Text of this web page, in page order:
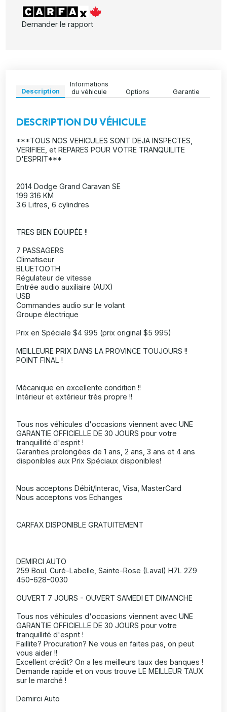
Demander le rapport
Description
Informations
du véhicule
Options Garantie
DESCRIPTION DU VÉHICULE
***TOUS NOS VEHICULES SONT DEJA INSPECTES,
VERIFIEE, et REPARES POUR VOTRE TRANQUILITE
D'ESPRIT***
2014 Dodge Grand Caravan SE
199 316 KM
3.6 Litres, 6 cylindres
TRES BIEN ÉQUIPÉE !!
7 PASSAGERS
Climatiseur
BLUETOOTH
Régulateur de vitesse
Entrée audio auxiliaire (AUX)
USB
Commandes audio sur le volant
Groupe électrique
Prix en Spéciale $4 995 (prix original $5 995)
MEILLEURE PRIX DANS LA PROVINCE TOUJOURS !!
POINT FINAL !
Mécanique en excellente condition !!
Intérieur et extérieur très propre !!
Tous nos véhicules d'occasions viennent avec UNE
GARANTIE OFFICIELLE DE 30 JOURS pour votre
tranquillité d'esprit !
Garanties prolongées de 1 ans, 2 ans, 3 ans et 4 ans
disponibles aux Prix Spéciaux disponibles!
Nous acceptons Débit/Interac, Visa, MasterCard
Nous acceptons vos Echanges
CARFAX DISPONIBLE GRATUITEMENT
DEMIRCI AUTO
259 Boul. Curé-Labelle, Sainte-Rose (Laval) H7L 2Z9
450-628-0030
OUVERT 7 JOURS - OUVERT SAMEDI ET DIMANCHE
Tous nos véhicules d'occasions viennent avec UNE
GARANTIE OFFICIELLE DE 30 JOURS pour votre
tranquillité d'esprit !
Faillite? Procuration? Ne vous en faites pas, on peut
vous aider !!
Excellent crédit? On a les meilleurs taux des banques !
Demande rapide et on vous trouve LE MEILLEUR TAUX
sur le marché !
Demirci Auto